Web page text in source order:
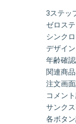
3ステッ
ゼロス
シンク
デザイ
年齢確
関連商
注文画
コメン
サンク
各ボタ